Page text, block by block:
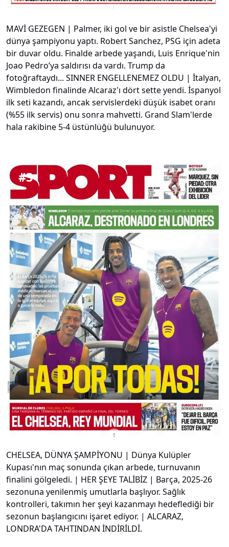
MAVİ GEZEGEN | Palmer, iki gol ve bir asistle Chelsea'yi
dünya şampiyonu yaptı. Robert Sanchez, PSG için adeta
bir duvar oldu. Finalde arbede yaşandı, Luis Enrique'nin
Joao Pedro’ya saldırısı da vardı. Trump da
fotoğraftaydı... SINNER ENGELLENEMEZ OLDU | İtalyan,
Wimbledon finalinde Alcaraz'ı dört sette yendi. İspanyol
ilk seti kazandı, ancak servislerdeki düşük isabet oranı
(%55 ilk servis) onu sonra mahvetti. Grand Slam'lerde
hala rakibine 5-4 üstünlüğü bulunuyor.
#3
CHELSEA, DÜNYA ŞAMPİYONU | Dünya Kulüpler
Kupası'nın maç sonunda çıkan arbede, turnuvanın
finalini gölgeledi. | HER ŞEYE TALİBİZ | Barça, 2025-26
sezonuna yenilenmiş umutlarla başlıyor. Sağlık
kontrolleri, takımın her şeyi kazanmayı hedeflediği bir
sezonun başlangıcını işaret ediyor. | ALCARAZ,
LONDRA'DA TAHTINDAN İNDİRİLDİ.